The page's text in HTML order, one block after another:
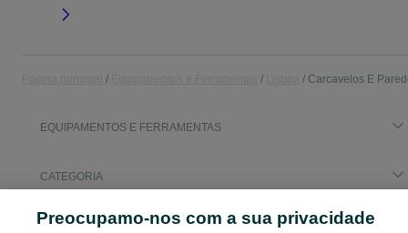
Carcavelos E
EQUIPAMENTOS E FERRAMENTAS
CATEGORIA
Pesquisas populares
Preocupamo-nos com a sua privacidade